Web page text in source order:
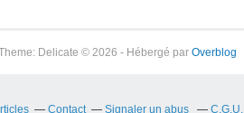
Delicate © 2026 - Hébergé par Overblog
Contact Signaler un abus C.G.U.